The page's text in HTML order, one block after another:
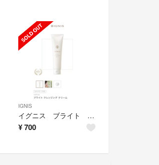
IGNIS
イグニス ブライト クレンジングクリーム
¥700